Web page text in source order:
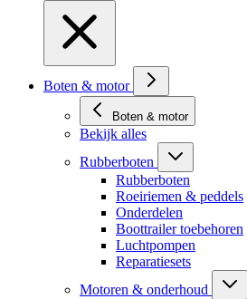
Boten & motor
Boten & motor
Bekijk alles
Rubberboten
Rubberboten
Roeiriemen & peddels
Onderdelen
Boottrailer toebehoren
Luchtpompen
Reparatiesets
Motoren & onderhoud